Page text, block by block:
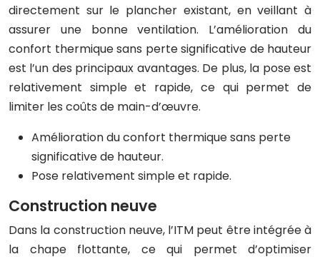
directement sur le plancher existant, en veillant à
assurer une bonne ventilation. L’amélioration du
confort thermique sans perte significative de hauteur
est l’un des principaux avantages. De plus, la pose est
relativement simple et rapide, ce qui permet de
limiter les coûts de main-d’œuvre.
Amélioration du confort thermique sans perte
significative de hauteur.
Pose relativement simple et rapide.
Construction neuve
Dans la construction neuve, l’ITM peut être intégrée à
la chape flottante, ce qui permet d’optimiser